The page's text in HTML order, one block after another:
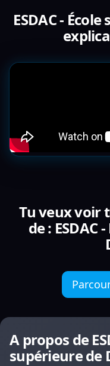
ESDAC -
Tu veux voir
de : ESDAC
A propos de
supérieure de